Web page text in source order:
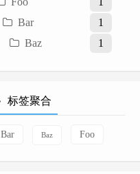
Bar
1
Baz
1
标签聚合
Bar Baz Foo